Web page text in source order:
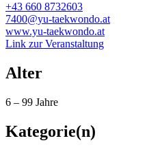
+43 660 8732603
7400@yu-taekwondo.at
www.yu-taekwondo.at
Link zur Veranstaltung
Alter
6 – 99 Jahre
Kategorie(n)